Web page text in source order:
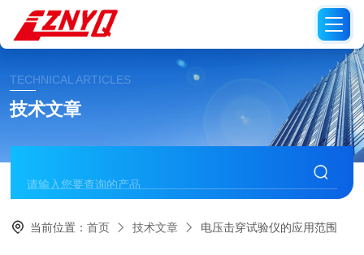
TECHNICAL ARTICLES
技术文章
当前位置：首页 技术文章 电压击穿试验仪的应用范围